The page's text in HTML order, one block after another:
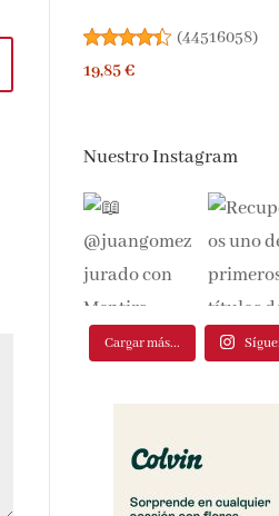
44516058
)
19,85 €
Nuestro Instagram
Cargar más... Síguenos